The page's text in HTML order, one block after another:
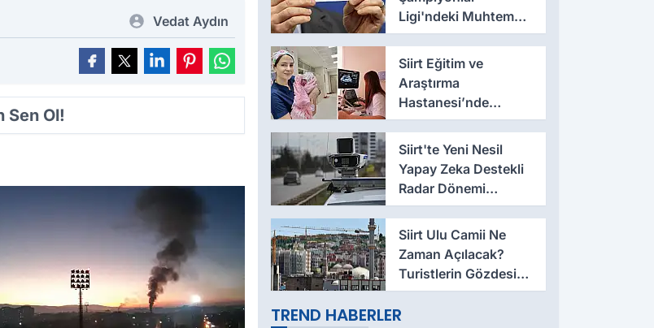
Vedat Aydın
Sen Ol!
Ligi'ndeki Muhtemel
Rakibi Belli Oldu
Siirt Eğitim ve
Araştırma
Hastanesi’nde
Sezaryen Sonrası
Vajinal Doğum
Başarıyla
Uygulanıyor
Siirt'te Yeni Nesil
Yapay Zeka Destekli
Radar Dönemi
Başladı
Siirt Ulu Camii Ne
Zaman Açılacak?
Turistlerin Gözdesi
Aylardır Kapalı
TREND HABERLER